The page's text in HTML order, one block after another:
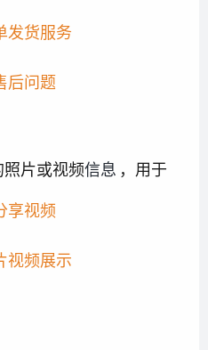
发货服务
后问题
片或视频信息 ，用于
享视频
视频展示